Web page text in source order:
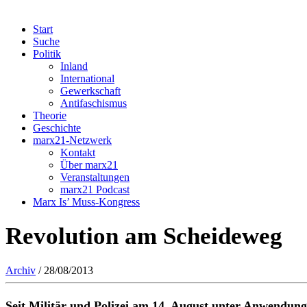
Start
Suche
Politik
Inland
International
Gewerkschaft
Antifaschismus
Theorie
Geschichte
marx21-Netzwerk
Kontakt
Über marx21
Veranstaltungen
marx21 Podcast
Marx Is’ Muss-Kongress
Revolution am Scheideweg
Archiv / 28/08/2013